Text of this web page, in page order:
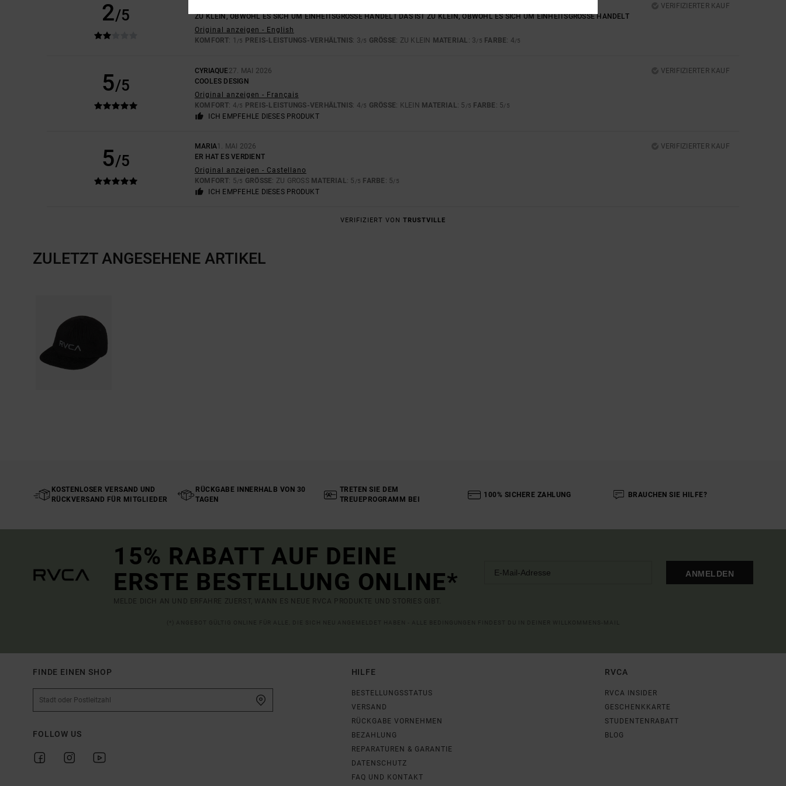
2/5
VERIFIZIERTER KAUF
ZU KLEIN, OBWOHL ES SICH UM EINHEITSGRÖSSE HANDELT DAS IST ZU KLEIN, OBWOHL ES SICH UM EINHEITSGRÖSSE HANDELT
Original anzeigen - English
KOMFORT: 1 /5 PREIS-LEISTUNGS-VERHÄLTNIS: 3/5 GRÖSSE : ZU KLEIN MATERIAL : 3/5 FARBE: 4/5
5/5
CYRIAQUE27. MAI 2026
VERIFIZIERTER KAUF
COOLES DESIGN
Original anzeigen - Français
KOMFORT: 4/5 PREIS-LEISTUNGS-VERHÄLTNIS: 4/5 GRÖSSE : KLEIN MATERIAL: 5 /5 FARBE : 5/5
ICH EMPFEHLE DIESES PRODUKT
5/5
MARIA1. MAI 2026
VERIFIZIERTER KAUF
ER HAT ES VERDIENT
Original anzeigen - Castellano
KOMFORT: 5/5 GRÖSSE : ZU GROSS MATERIAL: 5 /5 FARBE : 5/5
ICH EMPFEHLE DIESES PRODUKT
VERIFIZIERT VON TRUSTVILLE
ZULETZT ANGESEHENE ARTIKEL
KOSTENLOSER VERSAND UND
RÜCKVERSAND FÜR MITGLIEDER
RÜCKGABE INNERHALB VON 30
TAGEN
TRETEN SIE DEM
TREUEPROGRAMM BEI
100% SICHERE ZAHLUNG BRAUCHEN SIE HILFE?
15% RABATT AUF DEINE
ERSTE BESTELLUNG ONLINE*
MELDE DICH AN UND ERFAHRE ZUERST, WANN ES NEUE RVCA PRODUKTE UND STORIES GIBT.
ANMELDEN
FINDE EINEN SHOP
FOLLOW US
HILFE
BESTELLUNGSSTATUS
VERSAND
RÜCKGABE VORNEHMEN
BEZAHLUNG
REPARATUREN & GARANTIE
DATENSCHUTZ
FAQ UND KONTAKT
RVCA
RVCA INSIDER
GESCHENKKARTE
STUDENTENRABATT
BLOG